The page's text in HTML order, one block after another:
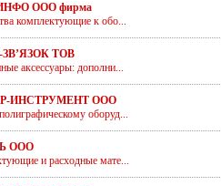
ООО фирма
комплектующие к обо...
ТОВ
аксессуары: дополни...
ИНСТРУМЕНТ ООО
оборуд...
ООО
и расходные мате...